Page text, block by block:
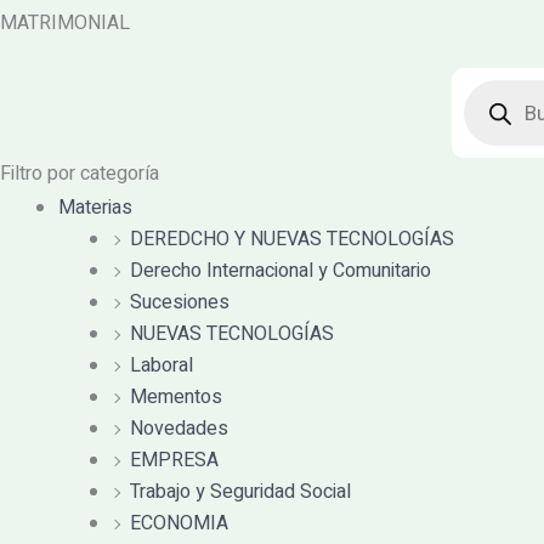
MATRIMONIAL
Filtro por categoría
Materias
DEREDCHO Y NUEVAS TECNOLOGÍAS
Derecho Internacional y Comunitario
Sucesiones
NUEVAS TECNOLOGÍAS
Laboral
Mementos
Novedades
EMPRESA
Trabajo y Seguridad Social
ECONOMIA